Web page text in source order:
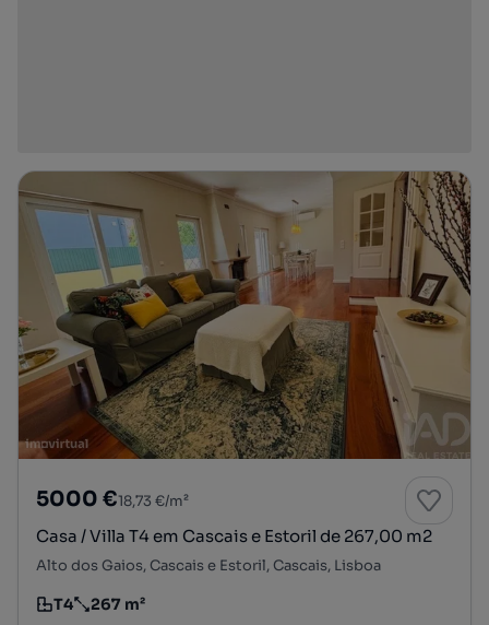
5000 €18,73 €/m²
Casa / Villa T4 em Cascais e Estoril de 267,00 m2
Alto dos Gaios, Cascais e Estoril, Cascais, Lisboa
Tipologia
T4
Preço por metro quadrado
267 m²